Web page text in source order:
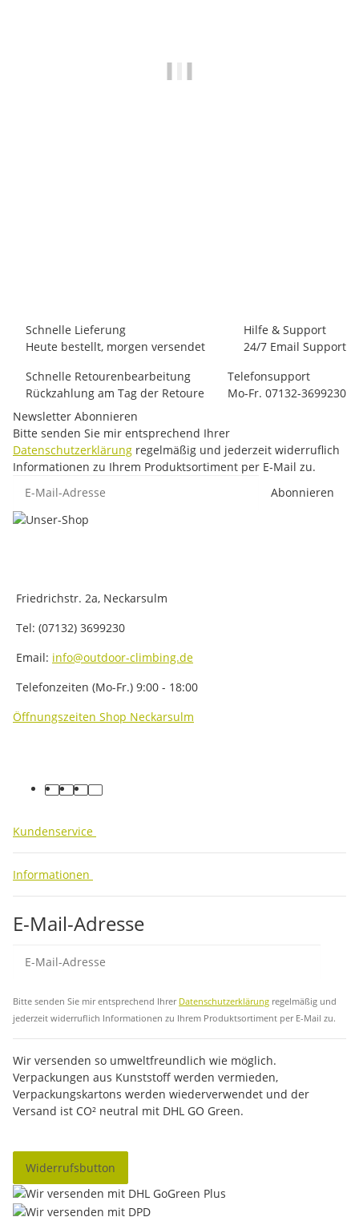
Schnelle Lieferung
Heute bestellt, morgen versendet
Hilfe & Support
24/7 Email Support
Schnelle Retourenbearbeitung
Rückzahlung am Tag der Retoure
Telefonsupport
Mo-Fr. 07132-3699230
Newsletter Abonnieren
Bitte senden Sie mir entsprechend Ihrer
Datenschutzerklärung regelmäßig und jederzeit widerruflich
Informationen zu Ihrem Produktsortiment per E-Mail zu.
Abonnieren
Friedrichstr. 2a, Neckarsulm
Tel: (07132) 3699230
Email: info@outdoor-climbing.de
Telefonzeiten (Mo-Fr.) 9:00 - 18:00
Öffnungszeiten Shop Neckarsulm
facebook
youtube
instagram
tiktok
Kundenservice
Informationen
E-Mail-Adresse
Bitte senden Sie mir entsprechend Ihrer Datenschutzerklärung regelmäßig und
jederzeit widerruflich Informationen zu Ihrem Produktsortiment per E-Mail zu.
Wir versenden so umweltfreundlich wie möglich.
Verpackungen aus Kunststoff werden vermieden,
Verpackungskartons werden wiederverwendet und der
Versand ist CO² neutral mit DHL GO Green.
Widerrufsbutton